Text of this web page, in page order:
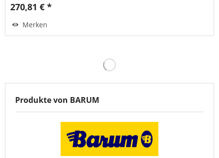
270,81 € *
Merken
Produkte von BARUM